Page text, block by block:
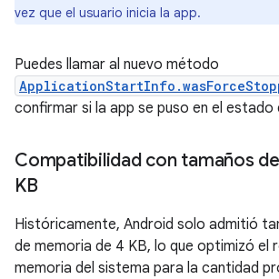
vez que el usuario inicia la app.
Puedes llamar al nuevo método
confirmar si la app se puso en el estado
Compatibilidad con tamaños
KB
Históricamente, Android solo admitió
de memoria de 4 KB, lo que optimizó el
memoria del sistema para la cantidad